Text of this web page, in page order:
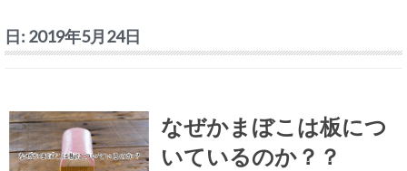
日: 2019年5月24日
なぜかまぼこは板につ
いているのか？？